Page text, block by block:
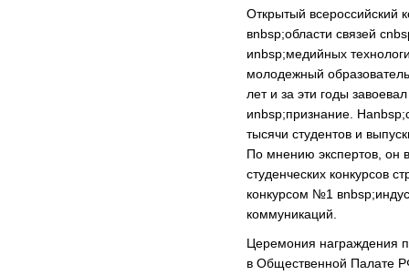
Открытый всероссийский
вnbsp;области связей
иnbsp;медийных
молодежный
лет и за эти годы
иnbsp;признание.
тысячи студентов и
По мнению экспертов, он
студенческих конкурсов
конкурсом №1
коммуникаций.
Церемония награждения
в Общественной Палате